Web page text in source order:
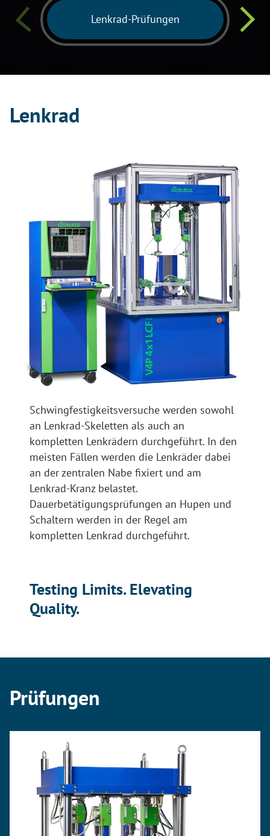
Lenkrad-Prüfungen
Lenkrad
Schwingfestigkeitsversuche werden sowohl
an Lenkrad-Skeletten als auch an
kompletten Lenkrädern durchgeführt. In den
meisten Fällen werden die Lenkräder dabei
an der zentralen Nabe fixiert und am
Lenkrad-Kranz belastet.
Dauerbetätigungsprüfungen an Hupen und
Schaltern werden in der Regel am
kompletten Lenkrad durchgeführt.
Testing Limits. Elevating
Quality.
Prüfungen